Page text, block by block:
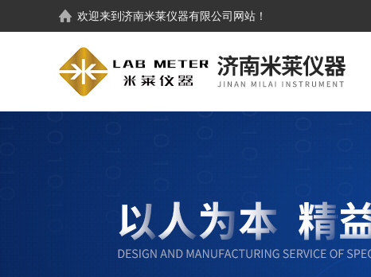
欢迎来到济南米莱仪器有限公司 网站！